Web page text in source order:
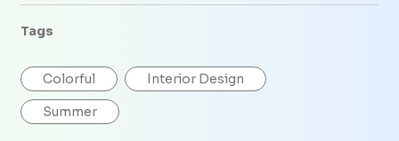
Tags
Colorful Interior Design
Summer